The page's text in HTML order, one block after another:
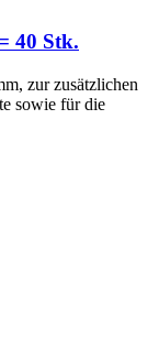
40 Stk.
zur zusätzlichen
sowie für die